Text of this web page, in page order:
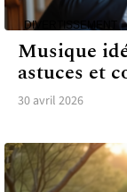
DIVERTISSEMENT
Musique
astuces et
30 avril 2026